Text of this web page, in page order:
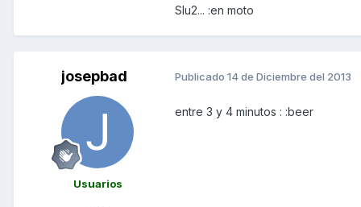
Slu2... :en moto
josepbad
Usuarios
Publicado 14 de Diciembre del 2013
entre 3 y 4 minutos : :beer